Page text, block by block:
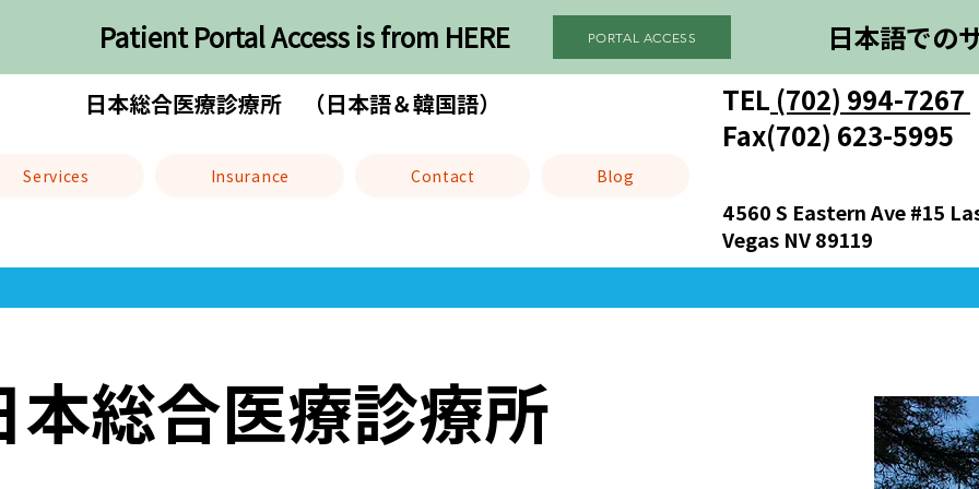
PORTAL ACCESS
Patient Portal Access is from HERE 日本語での
日本総合医療診療所 （日本語＆韓国語）
Services Insurance Contact Blog
TEL (702) 994-7267
Fax(702) 623-5995
4560 S Eastern Ave #15
Vegas NV 89119
本総合医療診療所